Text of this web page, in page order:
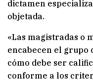
dictamen
objetada.
«Las magistradas o
encabecen el
cómo debe ser
conforme a los